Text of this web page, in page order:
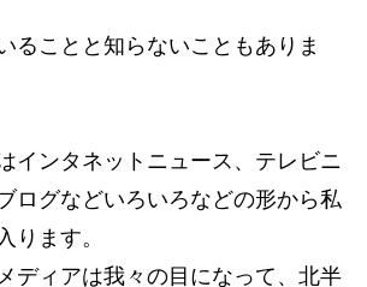
ることと知らないこともありま
インタネットニュース、テレビニ
ログなどいろいろなどの形から私
ります。
ディアは我々の目になって、北半